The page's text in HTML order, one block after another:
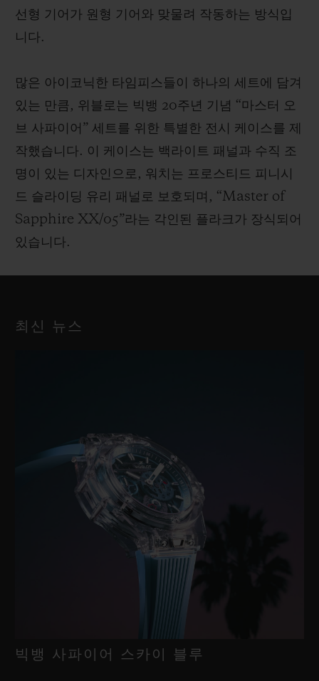
선형 기어가 원형 기어와 맞물려 작동하는 방식입
니다.
많은 아이코닉한 타임피스들이 하나의 세트에 담겨
있는 만큼, 위블로는 빅뱅 20주년 기념 “마스터 오
브 사파이어” 세트를 위한 특별한 전시 케이스를 제
작했습니다. 이 케이스는 백라이트 패널과 수직 조
명이 있는 디자인으로, 워치는 프로스티드 피니시
드 슬라이딩 유리 패널로 보호되며, “Master of
Sapphire XX/05”라는 각인된 플라크가 장식되어
있습니다.
최신 뉴스
빅뱅 사파이어 스카이 블루